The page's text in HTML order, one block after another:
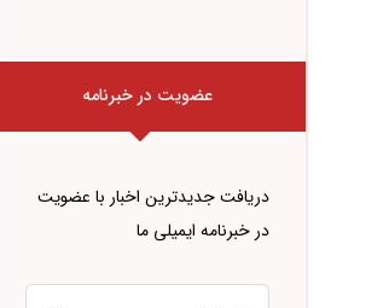
عضویت در خبرنامه
دریافت جدیدترین اخبار با عضویت
در خبرنامه ایمیلی ما